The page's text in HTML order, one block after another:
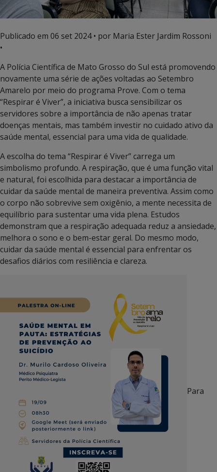
Publicado em 06 set 2024• por Maria Ester Jardim Rossoni
•
A Polícia Científica de Mato Grosso do Sul está promovendo
novamente uma série de ações voltadas ao Setembro
Amarelo por meio do programa Prove. Com o tema
“Respirar é Viver”, a iniciativa busca sensibilizar os
servidores sobre a importância de não apenas tratar
doenças mentais, mas também investir no cuidado ativo da
saúde mental, essencial para uma vida de qualidade.
A escolha do tema “Respirar é Viver” carrega um
simbolismo profundo. A respiração, que é uma função vital
e natural, foi escolhida para destacar a importância de
cuidar da saúde mental de maneira preventiva. Assim como
o corpo não sobrevive sem oxigênio, a mente necessita de
equilíbrio para sustentar uma vida plena. Estudos
demonstram que a respiração adequada reduz a ansiedade,
melhora o sono e o bem-estar geral. Do mesmo modo,
cuidar da saúde mental é essencial para enfrentar os
desafios diários com resiliência e clareza.
Para